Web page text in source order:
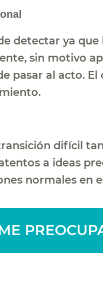
detectar ya
sin motivo
pasar al acto.
difícil
a ideas
normales en